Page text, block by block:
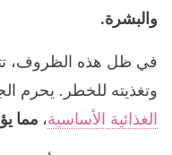
والبشرة.
في ظل هذه الظروف،
وتغذيته للخطر. يحرم
الغذائية الأساسية، مما